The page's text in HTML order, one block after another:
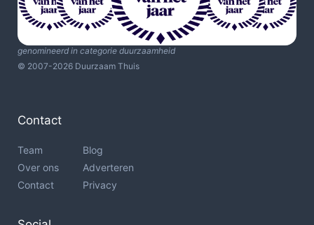
genomineerd in categorie duurzaamheid
© 2007-2026 Duurzaam Thuis
Contact
Team
Over ons
Contact
Blog
Adverteren
Privacy